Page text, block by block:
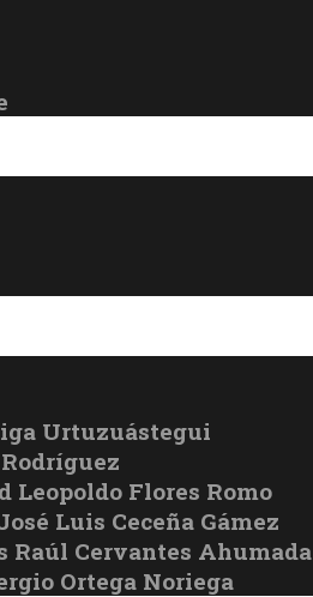
Urtuzuástegui
Leopoldo Flores Romo
Luis Ceceña Gámez
Raúl Cervantes Ahumada
Ortega Noriega